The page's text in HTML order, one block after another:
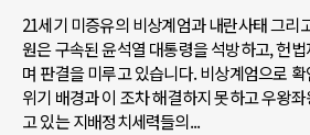
21세기 미증유의 비상계엄과 내란사태 그리
원은 구속된 윤석열 대통령을 석방하고, 헌
며 판결을 미루고 있습니다. 비상계엄으로
위기 배경과 이 조차 해결하지 못하고 우왕
고 있는 지배정치세력들의...